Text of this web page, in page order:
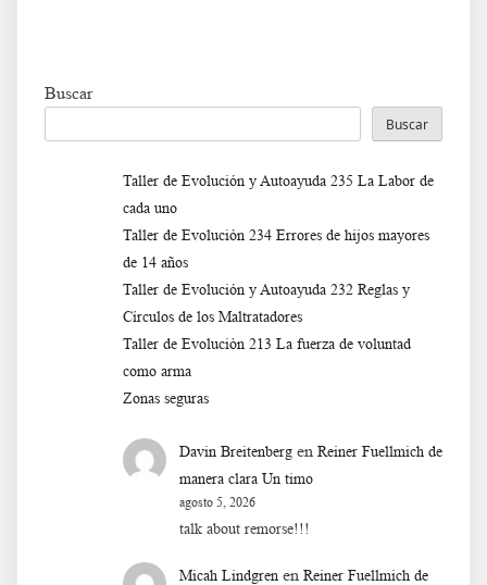
Buscar
Buscar
Taller de Evolución y Autoayuda 235 La Labor de
cada uno
Taller de Evolución 234 Errores de hijos mayores
de 14 años
Taller de Evolución y Autoayuda 232 Reglas y
Círculos de los Maltratadores
Taller de Evoluciòn 213 La fuerza de voluntad
como arma
Zonas seguras
Davin Breitenberg en Reiner Fuellmich de
manera clara Un timo
agosto 5, 2026
talk about remorse!!!
Micah Lindgren en Reiner Fuellmich de